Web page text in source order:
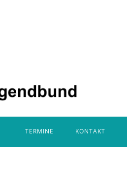
TERMINE KONTAKT